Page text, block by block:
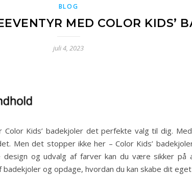
BLOG
MED COLOR KIDS’
juli 4, 2023
Kids’ badekjoler det perfekte valg til dig.
Men det stopper ikke her – Color Kids’
og udvalg af farver kan du være sikker
og opdage, hvordan du kan skabe dit